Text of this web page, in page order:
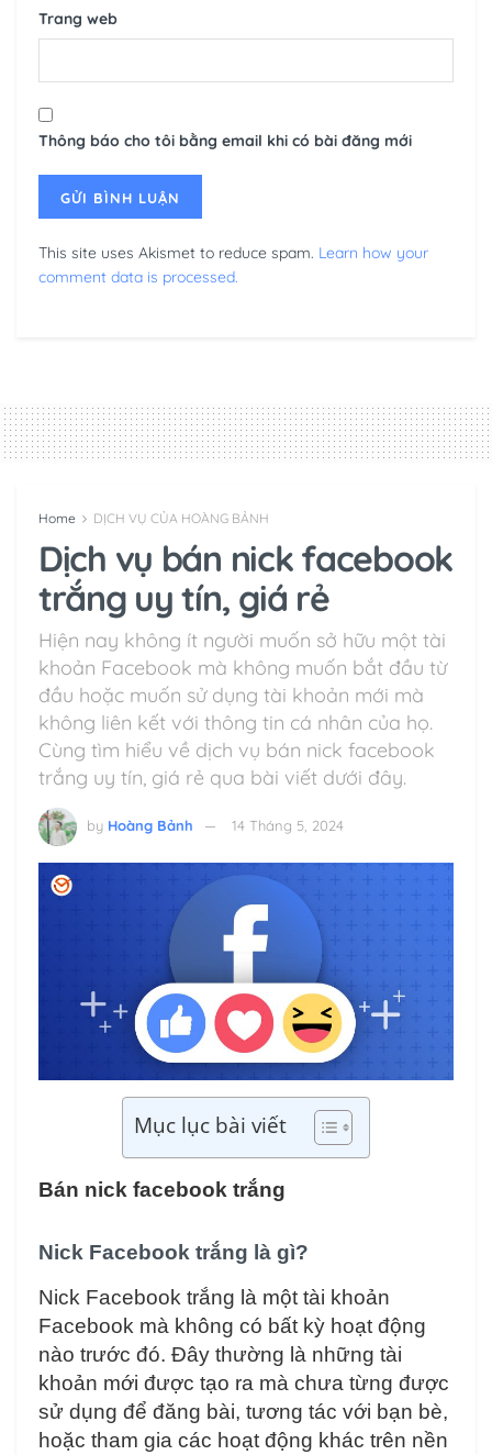
Trang web
Thông báo cho tôi bằng email khi có bài đăng mới
This site uses Akismet to reduce spam. Learn how your
comment data is processed.
Home DỊCH VỤ CỦA HOÀNG BẢNH
Dịch vụ bán nick facebook
trắng uy tín, giá rẻ
Hiện nay không ít người muốn sở hữu một tài
khoản Facebook mà không muốn bắt đầu từ
đầu hoặc muốn sử dụng tài khoản mới mà
không liên kết với thông tin cá nhân của họ.
Cùng tìm hiểu về dịch vụ bán nick facebook
trắng uy tín, giá rẻ qua bài viết dưới đây.
by Hoàng Bảnh 14 Tháng 5, 2024
Mục lục bài viết
Bán nick facebook trắng
Nick Facebook trắng là gì?
Nick Facebook trắng là một tài khoản
Facebook mà không có bất kỳ hoạt động
nào trước đó. Đây thường là những tài
khoản mới được tạo ra mà chưa từng được
sử dụng để đăng bài, tương tác với bạn bè,
hoặc tham gia các hoạt động khác trên nền